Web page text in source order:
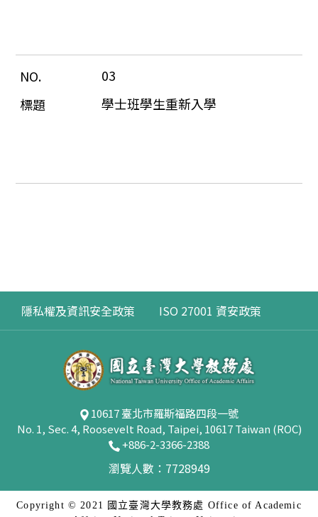
03
學士班學生重新入學
隱私權及資訊安全政策 ISO 27001 資安政策
10617 臺北市羅斯福路四段一號
No. 1, Sec. 4, Roosevelt Road, Taipei, 10617 Taiwan (ROC)
+886-2-3366-2388
瀏覽人數：7728949
Copyright © 2021 國立臺灣大學教務處 Office of Academic